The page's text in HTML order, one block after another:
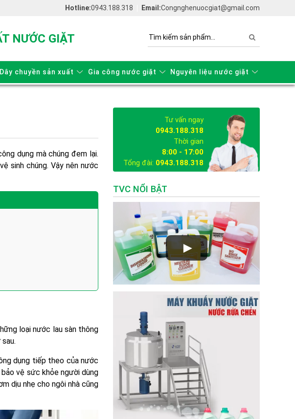
Hotline:0943.188.318 Email:Congnghenuocgiat@gmail.com
NƯỚC GIẶT
Dây chuyền sản xuất Gia công nước giặt Nguyên liệu nước giặt
dụng mà chúng đem lại.
sinh chúng. Vậy nên nước
loại nước lau sàn thông
dụng tiếp theo của nước
vệ sức khỏe người dùng
dịu nhẹ cho ngôi nhà cũng
Tư vấn ngay
0943.188.318
Thời gian
8:00 - 17:00
Tổng đài: 0943.188.318
TVC NỔI BẬT
►